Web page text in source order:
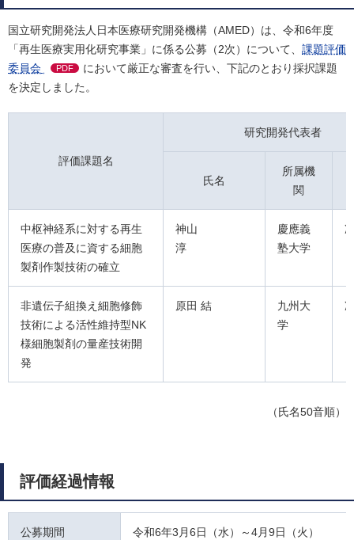
国立研究開発法人日本医療研究開発機構（AMED）は、令和6年度
「再生医療実用化研究事業」に係る公募（2次）について、 課題評価
委員会
PDF
において厳正な審査を行い、下記のとおり採択課題
を決定しました。
評価課題名
研究開発代表者
氏名
所属機
関
中枢神経系に対する再生
医療の普及に資する細胞
製剤作製技術の確立
神山
淳
慶應義
塾大学
非遺伝子組換え細胞修飾
技術による活性維持型NK
様細胞製剤の量産技術開
発
原⽥ 結
九州⼤
学
（氏名50音順）
評価経過情報
公募期間 令和6年3月6日（水）～4月9日（火）